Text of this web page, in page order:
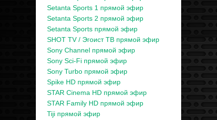
Setanta Sports 1 прямой эфир
Setanta Sports 2 прямой эфир
Setanta Sports прямой эфир
SHOT TV / Эгоист ТВ прямой эфир
Sony Channel прямой эфир
Sony Sci-Fi прямой эфир
Sony Turbo прямой эфир
Spike HD прямой эфир
STAR Cinema HD прямой эфир
STAR Family HD прямой эфир
Tiji прямой эфир